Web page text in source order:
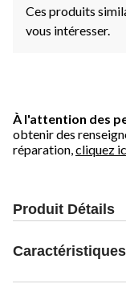
Ces produits
vous intéresser.
À l'attention des
obtenir des
réparation, cliquez
Produit Détails
Caractéristiques